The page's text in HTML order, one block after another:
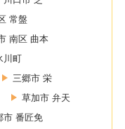
常盤
南区 曲本
川町
三郷市 栄
草加市 弁天
市 番匠免